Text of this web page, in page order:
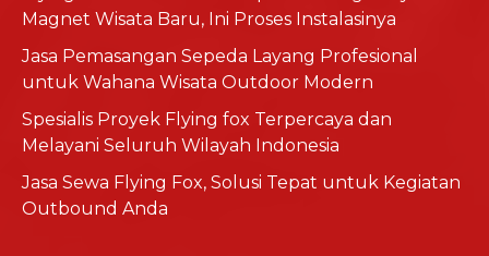
Magnet Wisata Baru, Ini Proses Instalasinya
Jasa Pemasangan Sepeda Layang Profesional
untuk Wahana Wisata Outdoor Modern
Spesialis Proyek Flying fox Terpercaya dan
Melayani Seluruh Wilayah Indonesia
Jasa Sewa Flying Fox, Solusi Tepat untuk Kegiatan
Outbound Anda